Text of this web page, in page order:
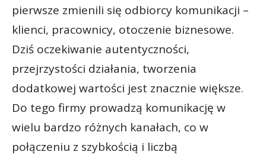
pierwsze zmienili się odbiorcy komunikacji –
klienci, pracownicy, otoczenie biznesowe.
Dziś oczekiwanie autentyczności,
przejrzystości działania, tworzenia
dodatkowej wartości jest znacznie większe.
Do tego firmy prowadzą komunikację w
wielu bardzo różnych kanałach, co w
połączeniu z szybkością i liczbą